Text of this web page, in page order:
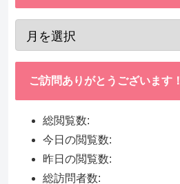
ご訪問ありがとうございます！
総閲覧数:
今日の閲覧数:
昨日の閲覧数:
総訪問者数: